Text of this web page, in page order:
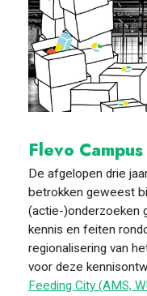
Flevo
De afgelopen drie
betrokken geweest
(actie-)onderzoeken
kennis en feiten
regionalisering van
voor deze
Feeding City (AMS,